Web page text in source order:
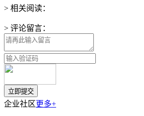
> 相关阅读：
> 评论留言：
企业社区更多+